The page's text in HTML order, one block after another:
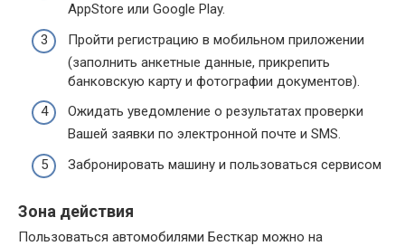
AppStore или Google Play.
Пройти регистрацию в мобильном приложении
(заполнить анкетные данные, прикрепить
банковскую карту и фотографии документов).
Ожидать уведомление о результатах проверки
Вашей заявки по электронной почте и SMS.
Забронировать машину и пользоваться сервисом
Зона действия
Пользоваться автомобилями Бесткар можно на